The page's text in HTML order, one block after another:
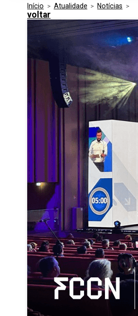
Segurança
Inovação
Media Kit
Entidades Ligadas
Perguntas Frequentes
Eventos
Início > Atualidade > Notícias >
voltar